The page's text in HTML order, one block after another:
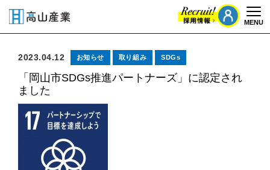
MENU
2023.04.12 お知らせ 取り組み SDGs
「岡山市SDGs推進パートナーズ」に認定され
ました